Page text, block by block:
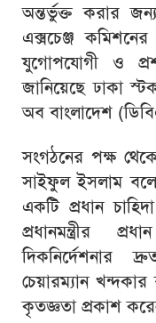
অন্তর্ভুক্ত করার
এক্সচেঞ্জ কমিশনের
যুগোপযোগী ও
জানিয়েছে ঢাকা
অব বাংলাদেশ
সংগঠনের পক্ষ
সাইফুল ইসলাম
একটি প্রধান
প্রধানমন্ত্রীর
দিকনির্দেশনার
চেয়ারম্যান
কৃতজ্ঞতা প্রকাশ